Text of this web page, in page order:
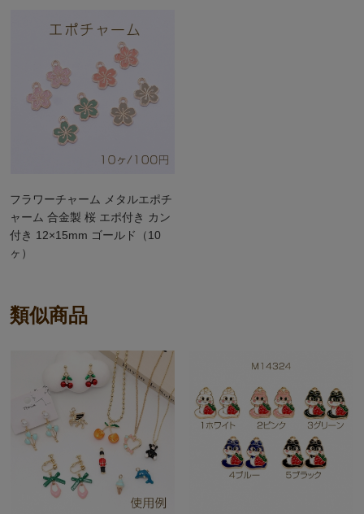
フラワーチャーム メタルエポチ
ャーム 合金製 桜 エポ付き カン
付き 12×15mm ゴールド（10
ヶ）
類似商品